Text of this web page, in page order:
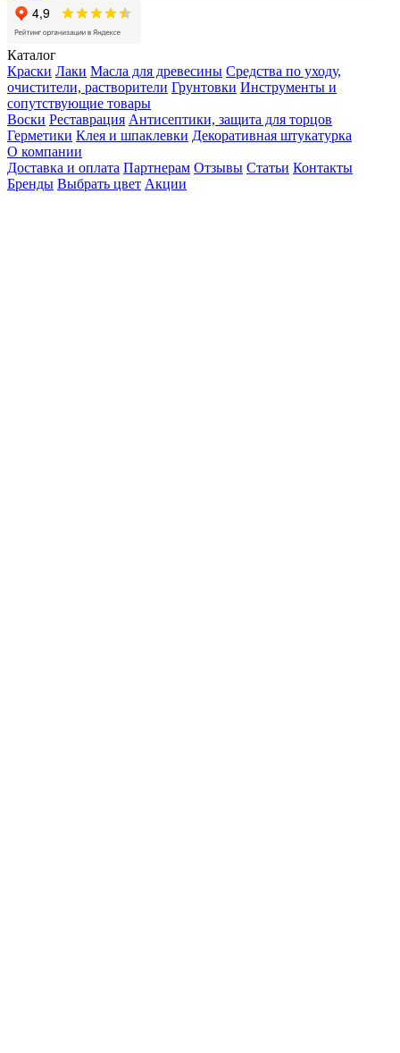
Каталог
Краски Лаки Масла для древесины Средства по уходу,
очистители, растворители Грунтовки Инструменты и
сопутствующие товары
Воски Реставрация Антисептики, защита для торцов
Герметики Клея и шпаклевки Декоративная штукатурка
О компании
Доставка и оплата Партнерам Отзывы Статьи Контакты
Бренды Выбрать цвет Акции